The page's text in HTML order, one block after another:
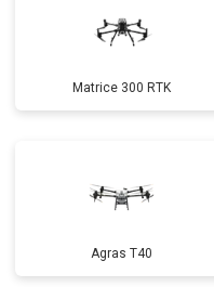
Matrice 300 RTK
Agras T40